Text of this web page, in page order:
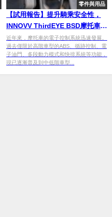
零件與用品
【試用報告】提升騎乘安全性，
INNOVV ThirdEYE BSD摩托車專
用盲點偵測系統
近年來，摩托車的電子控制系統迅速發展。
過去僅限於高階車型的ABS、循跡控制、電
子油門、多段動力模式和快排系統等功能，
現已逐漸普及到中低階車型...